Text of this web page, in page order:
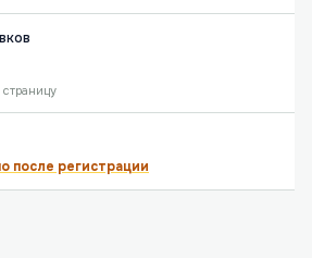
после регистрации